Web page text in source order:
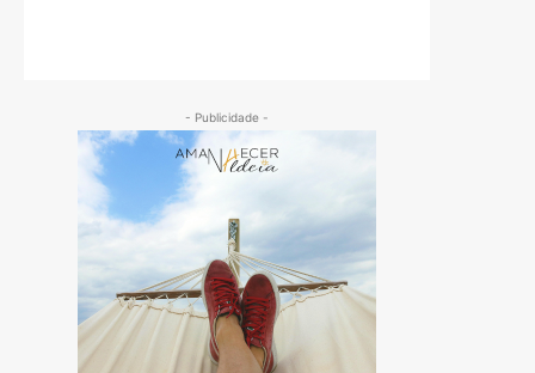
- Publicidade -